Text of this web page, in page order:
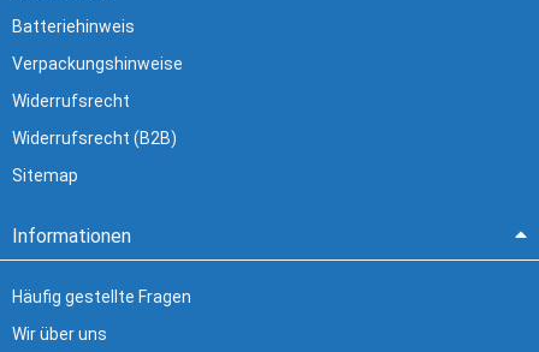
Batteriehinweis
Verpackungshinweise
Widerrufsrecht
Widerrufsrecht (B2B)
Sitemap
Informationen
Häufig gestellte Fragen
Wir über uns